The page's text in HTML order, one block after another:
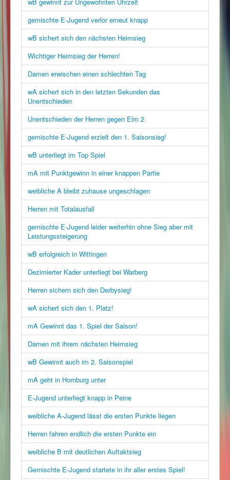
wB gewinnt zur Ungewohnten Uhrzeit
gemischte E-Jugend verlor erneut knapp
wB sichert sich den nächsten Heimsieg
Wichtiger Heimsieg der Herren!
Damen erwischen einen schlechten Tag
wA sichert sich in den letzten Sekunden das
Unentschieden
Unentschieden der Herren gegen Elm 2
gemischte E-Jugend erzielt den 1. Saisonsieg!
wB unterliegt im Top Spiel
mA mit Punktgewinn in einer knappen Partie
weibliche A bleibt zuhause ungeschlagen
Herren mit Totalausfall
gemischte E-Jugend leider weiterhin ohne Sieg aber mit
Leistungssteigerung
wB erfolgreich in Wittingen
Dezimierter Kader unterliegt bei Warberg
Herren sichern sich den Derbysieg!
wA sichert sich den 1. Platz!
mA Gewinnt das 1. Spiel der Saison!
Damen mit ihrem nächsten Heimsieg
wB Gewinnt auch im 2. Saisonspiel
mA geht in Hornburg unter
E-Jugend unterliegt knapp in Peine
weibliche A-Jugend lässt die ersten Punkte liegen
Herren fahren endlich die ersten Punkte ein
weibliche B mit deutlichen Auftaktsieg
Gemischte E-Jugend startete in ihr aller erstes Spiel!